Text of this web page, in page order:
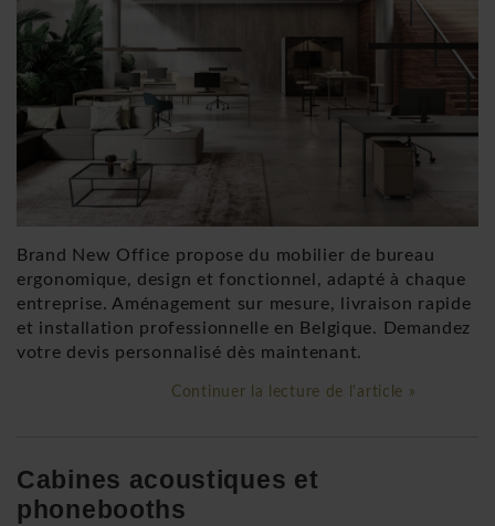
Brand New Office propose du mobilier de bureau
ergonomique, design et fonctionnel, adapté à chaque
entreprise. Aménagement sur mesure, livraison rapide
et installation professionnelle en Belgique. Demandez
votre devis personnalisé dès maintenant.
Continuer la lecture de l'article »
Cabines acoustiques et
phonebooths